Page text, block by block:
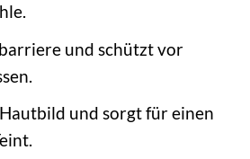
und schützt vor
und sorgt für einen